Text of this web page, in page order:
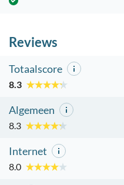
Reviews
Totaalscore
8.3
Algemeen
8.3
Internet
8.0